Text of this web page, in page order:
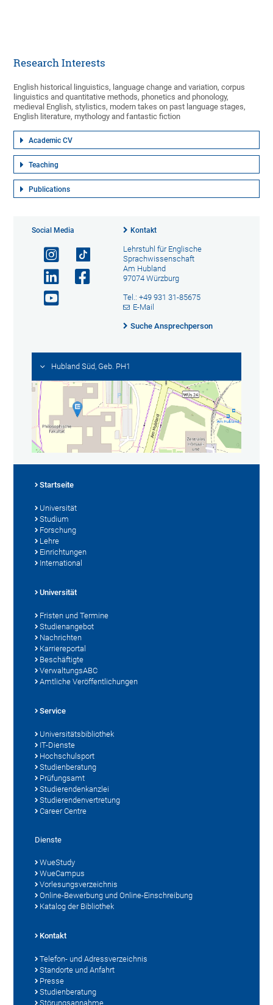
Research Interests
English historical linguistics, language change and variation, corpus
linguistics and quantitative methods, phonetics and phonology,
medieval English, stylistics, modern takes on past language stages,
English literature, mythology and fantastic fiction
Academic CV
Teaching
Publications
Social Media Kontakt
Lehrstuhl für Englische
Sprachwissenschaft
Am Hubland
97074 Würzburg
Tel.: +49 931 31-85675
E-Mail
Suche Ansprechperson
Hubland Süd, Geb. PH1
Startseite
Universität
Studium
Forschung
Lehre
Einrichtungen
International
Universität
Fristen und Termine
Studienangebot
Nachrichten
Karriereportal
Beschäftigte
VerwaltungsABC
Amtliche Veröffentlichungen
Service
Universitätsbibliothek
IT-Dienste
Hochschulsport
Studienberatung
Prüfungsamt
Studierendenkanzlei
Studierendenvertretung
Career Centre
Dienste
WueStudy
WueCampus
Vorlesungsverzeichnis
Online-Bewerbung und Online-Einschreibung
Katalog der Bibliothek
Kontakt
Telefon- und Adressverzeichnis
Standorte und Anfahrt
Presse
Studienberatung
Störungsannahme